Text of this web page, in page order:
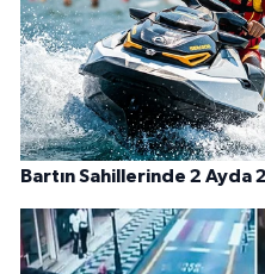
Bartın Sahillerinde 2 Ayda